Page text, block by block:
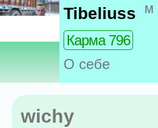
Tibeliuss м
Карма 796
О себе
wichy